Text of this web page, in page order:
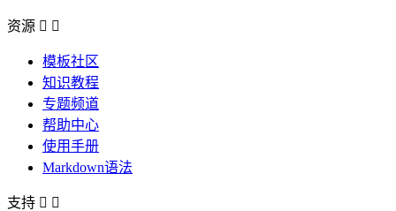
资源  
模板社区
知识教程
专题频道
帮助中心
使用手册
Markdown语法
支持  